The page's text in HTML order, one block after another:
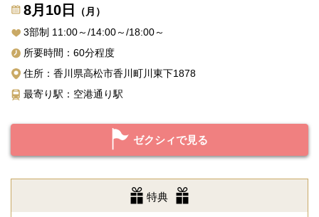
8月10日
（月）
3部制 11:00～/14:00～/18:00～
所要時間：60分程度
住所：香川県高松市香川町川東下1878
最寄り駅：空港通り駅
ゼクシィで見る
特典